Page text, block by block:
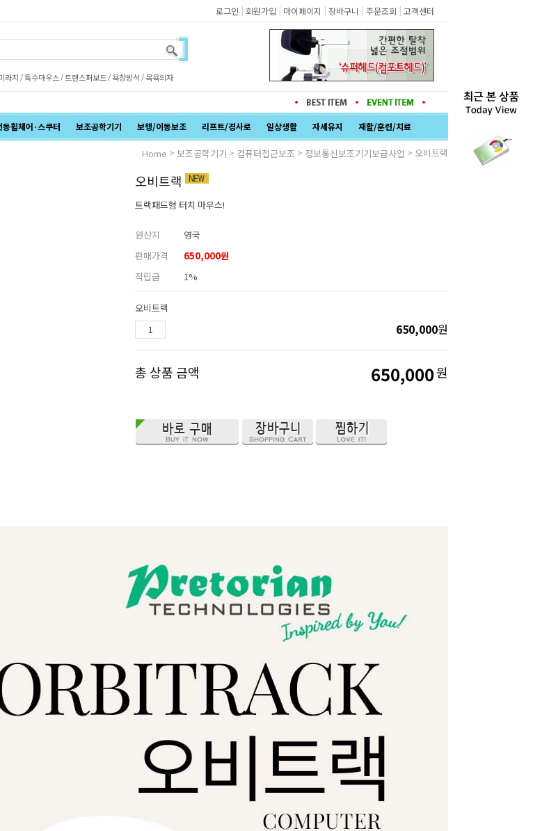
로그인 | 회원가입 | 마이페이지 | 장바구니 | 주문조회 | 고객센터
라지 /특수마우스/트랜스퍼보드 /욕창방석 /목욕의자
동휠체어·스쿠터 보조공학기기 보행/이동보조 리프트/경사로 일상생활 자세유지 재활/훈련/치료
Home > 보조공학기기 > 컴퓨터접근보조 > 정보통신보조기기보급사업 > 오비트랙
오비트랙
트랙패드형 터치 마우스!
원산지
영국
판매가격
650,000원
적립금
1%
오비트랙
650,000원
총 상품 금액 650,000원